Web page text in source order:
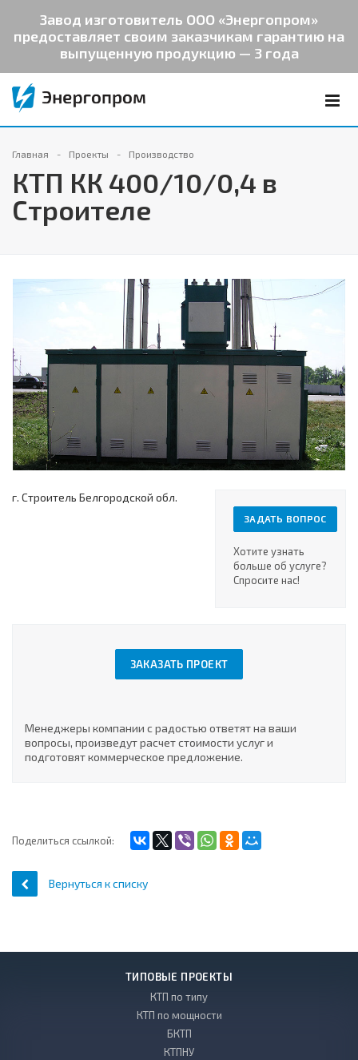
Завод изготовитель ООО «Энергопром»
предоставляет своим заказчикам гарантию на
выпущенную продукцию — 3 года
Главная Проекты Производство
КТП КК 400/10/0,4 в
Строителе
ЗАДАТЬ ВОПРОС
Хотите узнать
больше об услуге?
Спросите нас!
г. Строитель Белгородской обл.
ЗАКАЗАТЬ ПРОЕКТ
Менеджеры компании с радостью ответят на ваши
вопросы, произведут расчет стоимости услуг и
подготовят коммерческое предложение.
Поделиться ссылкой:
Вернуться к списку
ТИПОВЫЕ ПРОЕКТЫ
КТП по типу
КТП по мощности
БКТП
КТПНУ